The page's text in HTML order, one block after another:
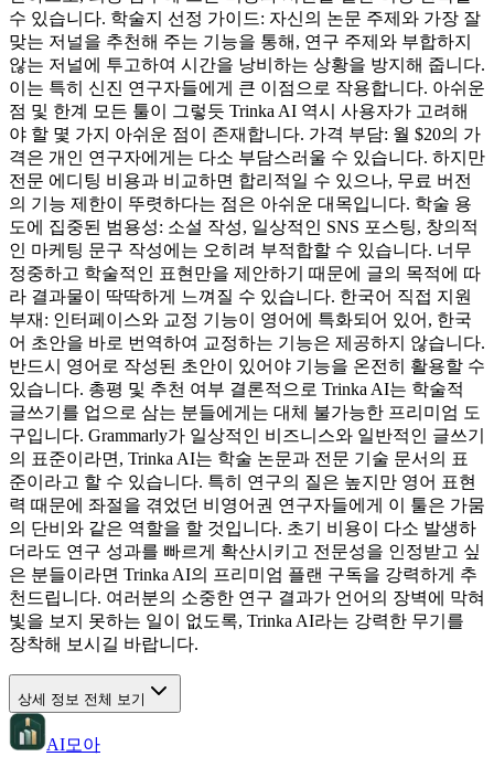
수 있습니다. 학술지 선정 가이드: 자신의 논문 주제와 가장 잘
맞는 저널을 추천해 주는 기능을 통해, 연구 주제와 부합하지
않는 저널에 투고하여 시간을 낭비하는 상황을 방지해 줍니다.
이는 특히 신진 연구자들에게 큰 이점으로 작용합니다. 아쉬운
점 및 한계 모든 툴이 그렇듯 Trinka AI 역시 사용자가 고려해
야 할 몇 가지 아쉬운 점이 존재합니다. 가격 부담: 월 $20의 가
격은 개인 연구자에게는 다소 부담스러울 수 있습니다. 하지만
전문 에디팅 비용과 비교하면 합리적일 수 있으나, 무료 버전
의 기능 제한이 뚜렷하다는 점은 아쉬운 대목입니다. 학술 용
도에 집중된 범용성: 소설 작성, 일상적인 SNS 포스팅, 창의적
인 마케팅 문구 작성에는 오히려 부적합할 수 있습니다. 너무
정중하고 학술적인 표현만을 제안하기 때문에 글의 목적에 따
라 결과물이 딱딱하게 느껴질 수 있습니다. 한국어 직접 지원
부재: 인터페이스와 교정 기능이 영어에 특화되어 있어, 한국
어 초안을 바로 번역하여 교정하는 기능은 제공하지 않습니다.
반드시 영어로 작성된 초안이 있어야 기능을 온전히 활용할 수
있습니다. 총평 및 추천 여부 결론적으로 Trinka AI는 학술적
글쓰기를 업으로 삼는 분들에게는 대체 불가능한 프리미엄 도
구입니다. Grammarly가 일상적인 비즈니스와 일반적인 글쓰기
의 표준이라면, Trinka AI는 학술 논문과 전문 기술 문서의 표
준이라고 할 수 있습니다. 특히 연구의 질은 높지만 영어 표현
력 때문에 좌절을 겪었던 비영어권 연구자들에게 이 툴은 가뭄
의 단비와 같은 역할을 할 것입니다. 초기 비용이 다소 발생하
더라도 연구 성과를 빠르게 확산시키고 전문성을 인정받고 싶
은 분들이라면 Trinka AI의 프리미엄 플랜 구독을 강력하게 추
천드립니다. 여러분의 소중한 연구 결과가 언어의 장벽에 막혀
빛을 보지 못하는 일이 없도록, Trinka AI라는 강력한 무기를
장착해 보시길 바랍니다.
상세 정보 전체 보기
AI모아